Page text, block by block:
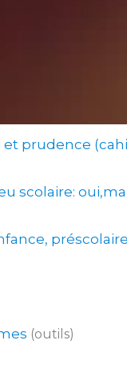
prudence
scolaire:
(outils)